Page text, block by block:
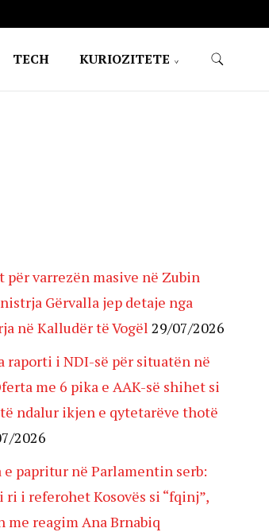
TECH KURIOZITETE
për varrezën masive në Zubin
Gërvalla jep detaje nga
në Kalludër të Vogël 29/07/2026
raporti i NDI-së për situatën në
me 6 pika e AAK-së shihet si
ndalur ikjen e qytetarëve thotë
2026
e papritur në Parlamentin serb:
i referohet Kosovës si “fqinj”,
me reagim Ana Brnabiq